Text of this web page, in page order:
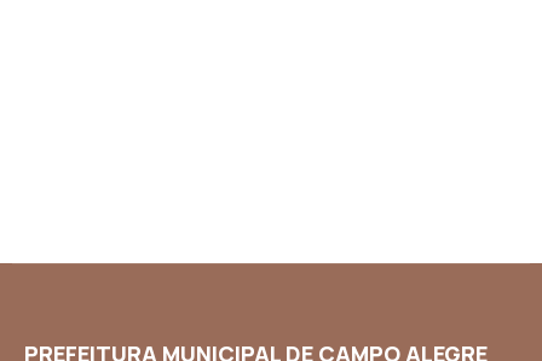
PREFEITURA MUNICIPAL DE CAMPO ALEGRE